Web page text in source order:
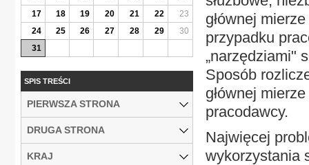
głównej
przypadku
„narzędziami"
Sposób
głównej
pracodawcy.
Najwięcej
wykorzystania
17
18 19 20 21 22
23
24
25 26 27 28 29
30
31
SPIS TREŚCI
PIERWSZA STRONA
DRUGA STRONA
KRAJ